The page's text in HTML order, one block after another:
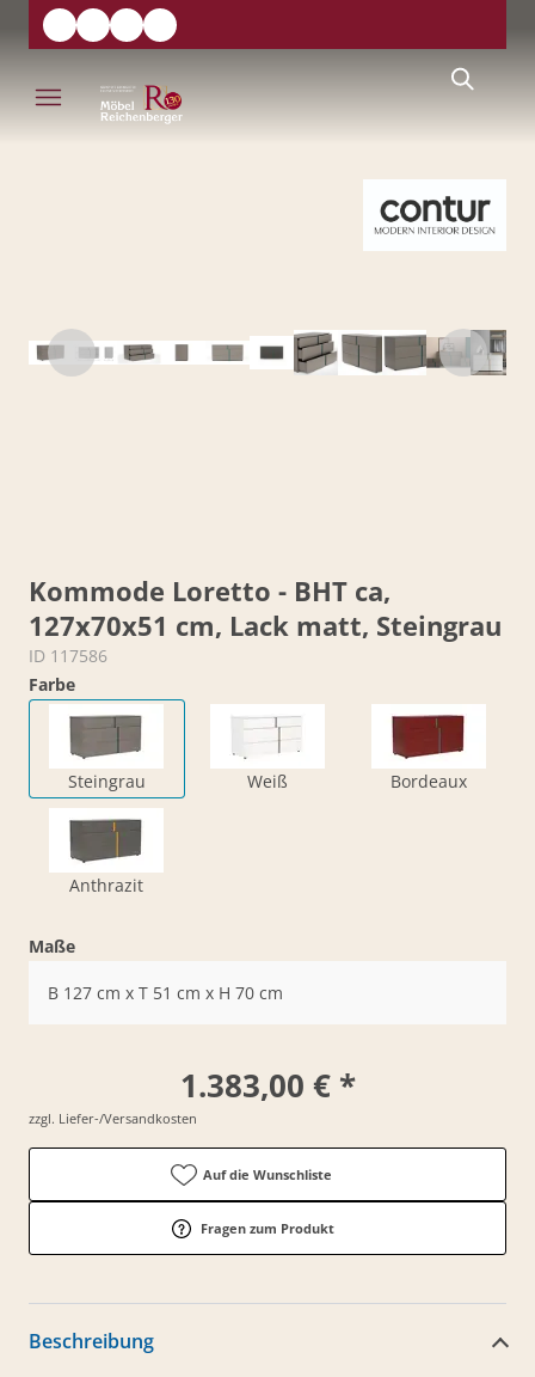
Kommode Loretto - BHT ca,
127x70x51 cm, Lack matt, Steingrau
ID 117586
Farbe
Steingrau Weiß Bordeaux
Anthrazit
Maße
B 127 cm x T 51 cm x H 70 cm
1.383,00 € *
zzgl. Liefer-/Versandkosten
Auf die Wunschliste
Fragen zum Produkt
Beschreibung